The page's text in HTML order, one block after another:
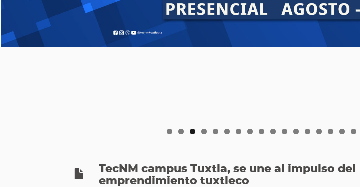
0 1 2 3 4 5 6 7
TecNM campus Tuxtla, se une al impulso del
emprendimiento tuxtleco